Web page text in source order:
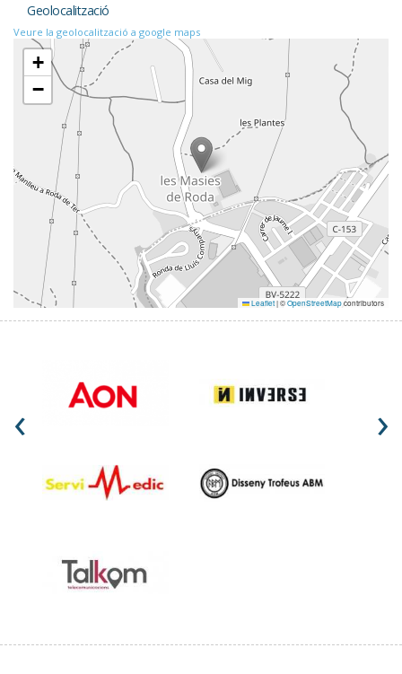
Geolocalització
Veure la geolocalització a google maps
+
−
Leaflet|©OpenStreetMapcontributors
‹ ›